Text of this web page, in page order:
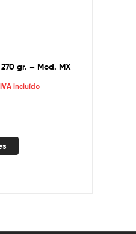
gr. – Mod. MX
IVA incluído